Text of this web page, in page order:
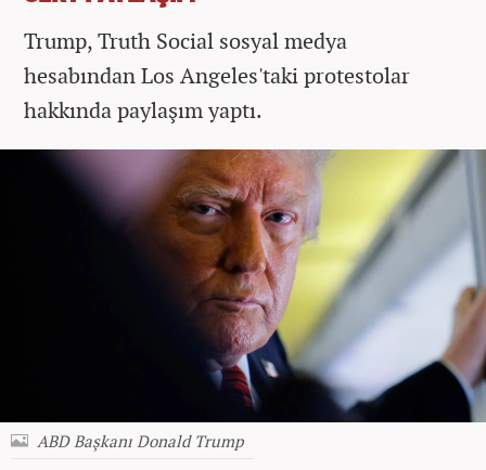
Trump, Truth Social sosyal medya
hesabından Los Angeles'taki protestolar
hakkında paylaşım yaptı.
ABD Başkanı Donald Trump